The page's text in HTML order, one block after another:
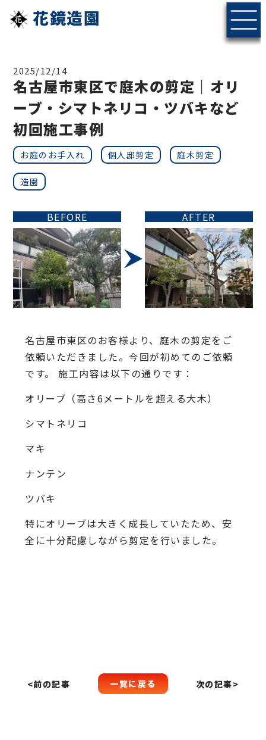
花鏡造園
2025/12/14
名古屋市東区で庭木の剪定｜オリ
ーブ・シマトネリコ・ツバキなど
初回施工事例
お庭のお手入れ 個人邸剪定 庭木剪定
造園
BEFORE AFTER
名古屋市東区のお客様より、庭木の剪定をご
依頼いただきました。今回が初めてのご依頼
です。 施工内容は以下の通りです：
オリーブ（高さ6メートルを超える大木）
シマトネリコ
マキ
ナンテン
ツバキ
特にオリーブは大きく成長していたため、安
全に十分配慮しながら剪定を行いました。
<前の記事 一覧に戻る 次の記事>